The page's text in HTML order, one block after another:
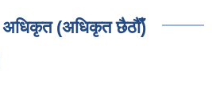
(अधिकृत छैठौँ)